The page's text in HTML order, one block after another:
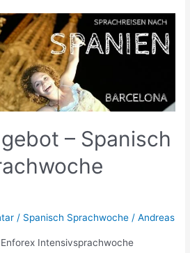
– Spanisch
/ Spanisch Sprachwoche /Andreas
Intensivsprachwoche